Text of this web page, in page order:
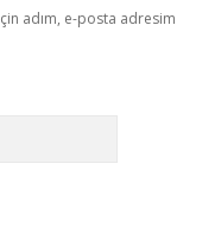
adım, e-posta adresim